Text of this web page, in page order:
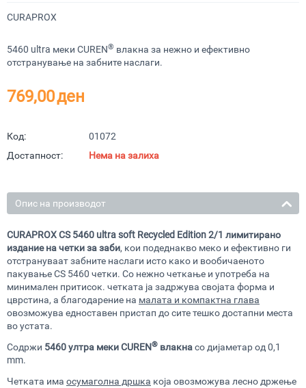
CURAPROX
5460 ultra меки CUREN® влакна за нежно и ефективно
отстранување на забните наслаги.
769,00ден
Код:
01072
Достапност:
Нема на залиха
Опис на производот
CURAPROX CS 5460 ultra soft Recycled Edition 2/1 лимитирано
издание на четки за заби, кои подеднакво меко и ефективно ги
отстрануваат забните наслаги исто како и вообичаеното
пакување CS 5460 четки. Со нежно четкање и употреба на
минимален притисок. четката ја задржува својата форма и
цврстина, а благодарение на малата и компактна глава
овозможува едноставен пристап до сите тешко достапни места
во устата.
Содржи 5460 ултра меки CUREN® влакнасо дијаметар од 0,1
mm.
Четката има осумаголна дршка која овозможува лесно држење